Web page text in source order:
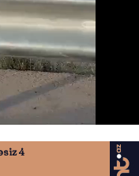
ABUNƏ OL